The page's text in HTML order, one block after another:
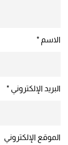
الاسم *
البريد الإلكتروني *
الموقع الإلكتروني